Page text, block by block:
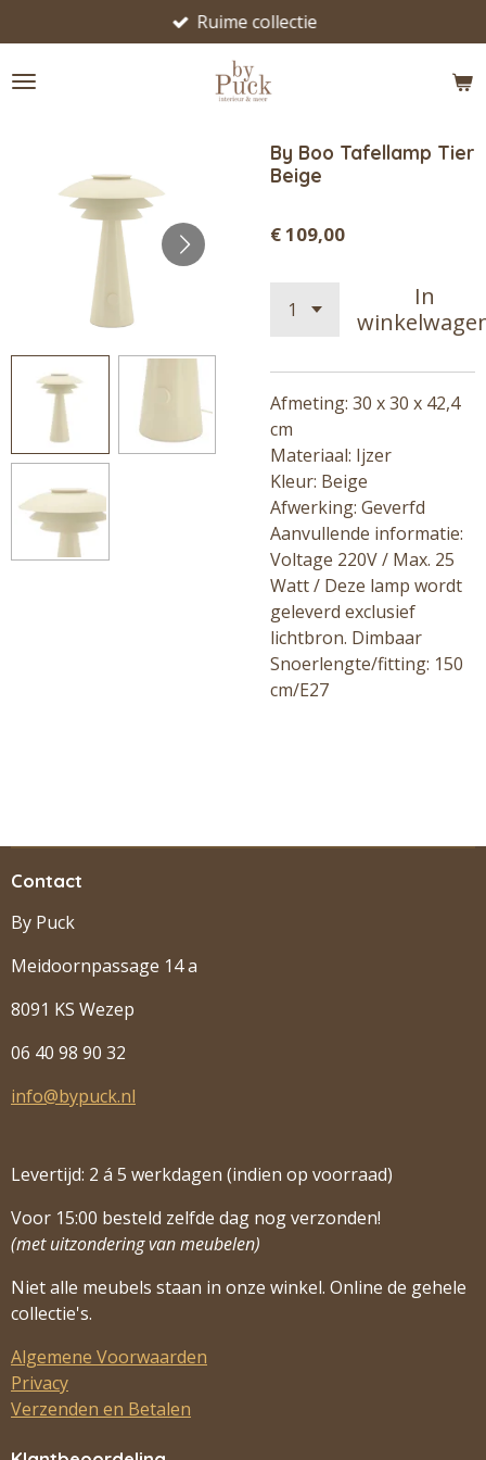
direct
naar
Ruime collectie
By Boo Tafellamp Tier
Beige
€ 109,00
In
Afmeting: 30 x 30 x 42,4
cm
Materiaal: Ijzer
Kleur: Beige
Afwerking: Geverfd
Aanvullende informatie:
Voltage 220V / Max. 25
Watt / Deze lamp wordt
geleverd exclusief
lichtbron. Dimbaar
Snoerlengte/fitting: 150
cm/E27
Contact
By Puck
Meidoornpassage 14 a
8091 KS Wezep
06 40 98 90 32
info@bypuck.nl
Levertijd: 2 á 5 werkdagen (indien op voorraad)
Voor 15:00 besteld zelfde dag nog verzonden!
(met uitzondering van meubelen)
Niet alle meubels staan in onze winkel. Online de gehele
collectie's.
Algemene Voorwaarden
Privacy
Verzenden en Betalen